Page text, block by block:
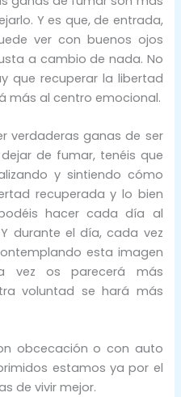
Y es que, de entrada,
ver con buenos ojos
a cambio de nada. No
que recuperar la libertad
más al centro emocional.
verdaderas ganas de ser
de fumar, tenéis que
y sintiendo cómo
recuperada y lo bien
hacer cada día al
durante el día, cada vez
esta imagen
vez os parecerá más
voluntad se hará más
obcecación o con auto
estamos ya por el
de vivir mejor.